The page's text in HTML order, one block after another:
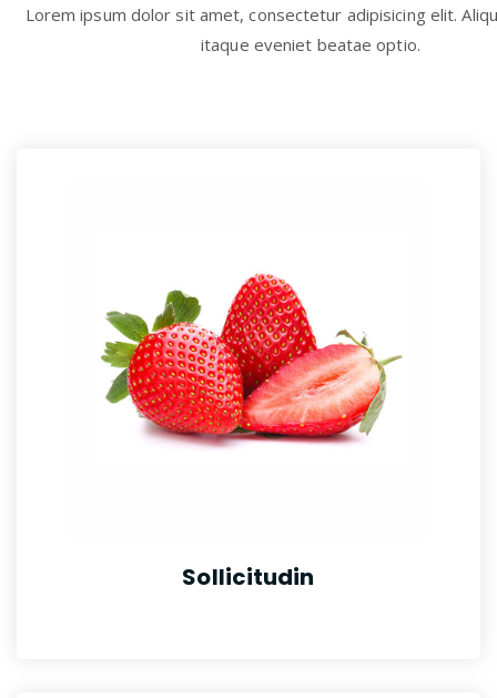
Lorem ipsum dolor sit amet, consectetur adipisicing elit.
itaque eveniet beatae optio.
Sollicitudin